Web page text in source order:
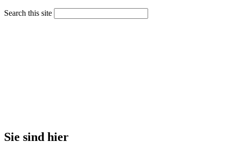
Search this site
Sie sind hier